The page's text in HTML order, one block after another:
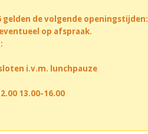
gelden de volgende openingstijden:
op afspraak.
i.v.m. lunchpauze
13.00-16.00